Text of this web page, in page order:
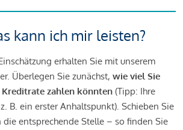
kann ich mir leisten?
erhalten Sie mit unserem
Überlegen Sie zunächst, wie viel Sie
zahlen könnten (Tipp: Ihre
B. ein erster Anhaltspunkt). Schieben Sie
entsprechende Stelle – so finden Sie